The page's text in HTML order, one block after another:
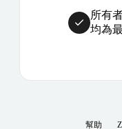
所有
均為
幫助